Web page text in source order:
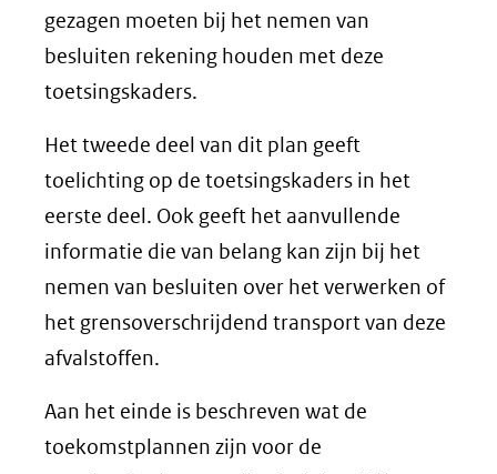
gezagen moeten bij het nemen van
besluiten rekening houden met deze
toetsingskaders.
Het tweede deel van dit plan geeft
toelichting op de toetsingskaders in het
eerste deel. Ook geeft het aanvullende
informatie die van belang kan zijn bij het
nemen van besluiten over het verwerken of
het grensoverschrijdend transport van deze
afvalstoffen.
Aan het einde is beschreven wat de
toekomstplannen zijn voor de